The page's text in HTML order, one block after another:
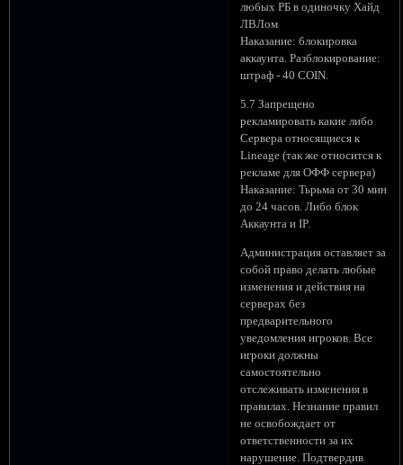
любых РБ в одиночку Хайд
ЛВЛом
Наказание: блокировка
аккаунта. Разблокирование:
штраф - 40 COIN.
5.7 Запрещено
рекламировать какие либо
Сервера относящиеся к
Lineage (так же относится к
рекламе для ОФФ сервера)
Наказание: Тьрьма от 30 мин
до 24 часов. Либо блок
Аккаунта и IP.
Администрация оставляет за
собой право делать любые
изменения и действия на
серверах без
предварительного
уведомления игроков. Все
игроки должны
самостоятельно
отслеживать изменения в
правилах. Незнание правил
не освобождает от
ответственности за их
нарушение. Подтвердив